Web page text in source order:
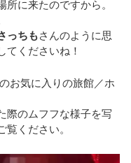
に来たのですから。
っちもさんのように思
てくださいね！
お気に入りの旅館／ホ
際のムフフな様子を写
ください。